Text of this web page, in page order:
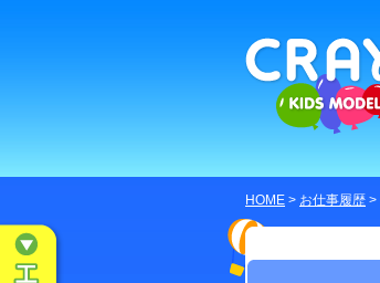
HOME > お仕事履歴 >